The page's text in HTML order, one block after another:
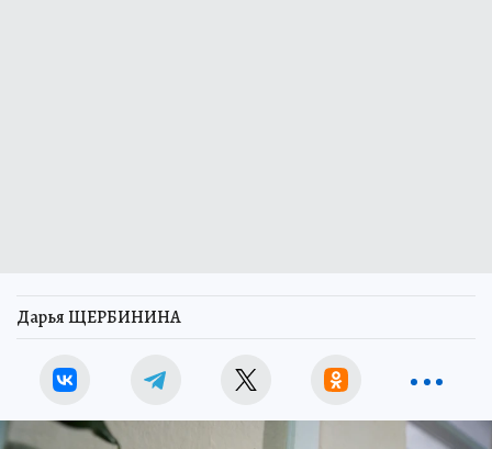
Дарья ЩЕРБИНИНА